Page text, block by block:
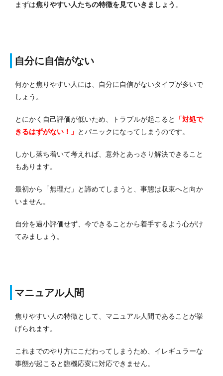
まずは焦りやすい人たちの特徴を見ていきましょう 。
自分に自信がない
何かと焦りやすい人には、自分に自信がないタイプが多いで
しょう。
とにかく自己評価が低いため、トラブルが起こると
「対処で
きるはずがない！」 とパニックになってしまうのです。
しかし落ち着いて考えれば、意外とあっさり解決できること
もあります。
最初から「無理だ」と諦めてしまうと、事態は収束へと向か
いません。
自分を過小評価せず、今できることから着手するよう心がけ
てみましょう。
マニュアル人間
焦りやすい人の特徴として、マニュアル人間であることが挙
げられます。
これまでのやり方にこだわってしまうため、イレギュラーな
事態が起こると臨機応変に対応できません。